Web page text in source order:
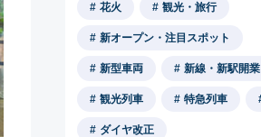
花火 観光・旅行
新オープン・注目スポット
新型車両 新線・新駅開業
観光列車 特急列車
ダイヤ改正